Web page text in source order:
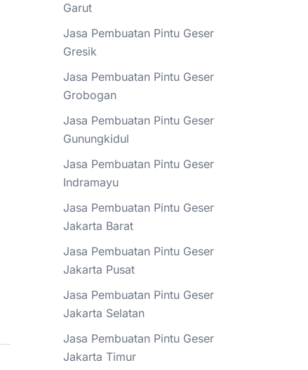
Garut
Jasa Pembuatan Pintu Geser
Gresik
Jasa Pembuatan Pintu Geser
Grobogan
Jasa Pembuatan Pintu Geser
Gunungkidul
Jasa Pembuatan Pintu Geser
Indramayu
Jasa Pembuatan Pintu Geser
Jakarta Barat
Jasa Pembuatan Pintu Geser
Jakarta Pusat
Jasa Pembuatan Pintu Geser
Jakarta Selatan
Jasa Pembuatan Pintu Geser
Jakarta Timur